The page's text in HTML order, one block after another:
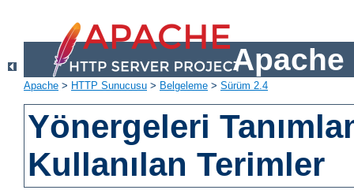
Apache
Apache > HTTP Sunucusu > Belgeleme > Sürüm 2.4
Yönergeleri
Kullanılan Terimler